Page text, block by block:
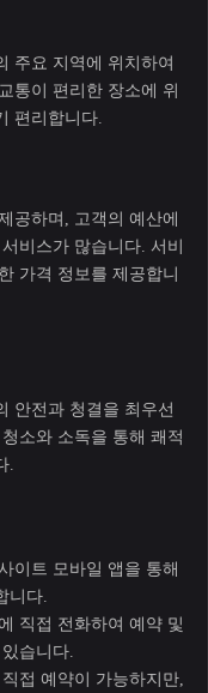
주요 지역에 위치하여
통이 편리한 장소에 위
편리합니다.
공하며, 고객의 예산에
비스가 많습니다. 서비
가격 정보를 제공합니
안전과 청결을 최우선
소와 소독을 통해 쾌적
.
이트 모바일 앱을 통해
니다.
직접 전화하여 예약 및
습니다.
접 예약이 가능하지만,